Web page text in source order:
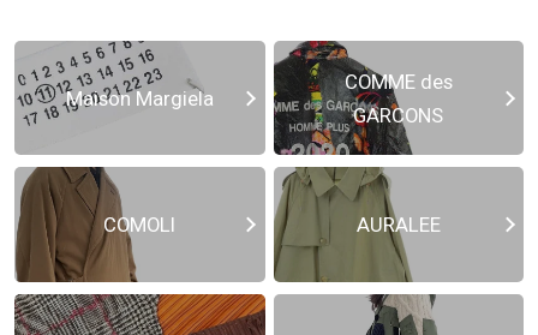
Maison Margiela
COMME des
GARCONS
COMOLI AURALEE